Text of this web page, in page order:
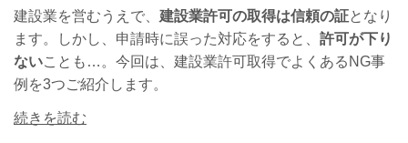
建設業を営むうえで、 建設業許可の取得は信頼の証となり
ます。しかし、申請時に誤った対応をすると、 許可が下り
ないことも…。今回は、建設業許可取得でよくあるNG事
例を3つご紹介します。
続きを読む